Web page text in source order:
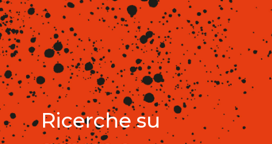
Ricerche su